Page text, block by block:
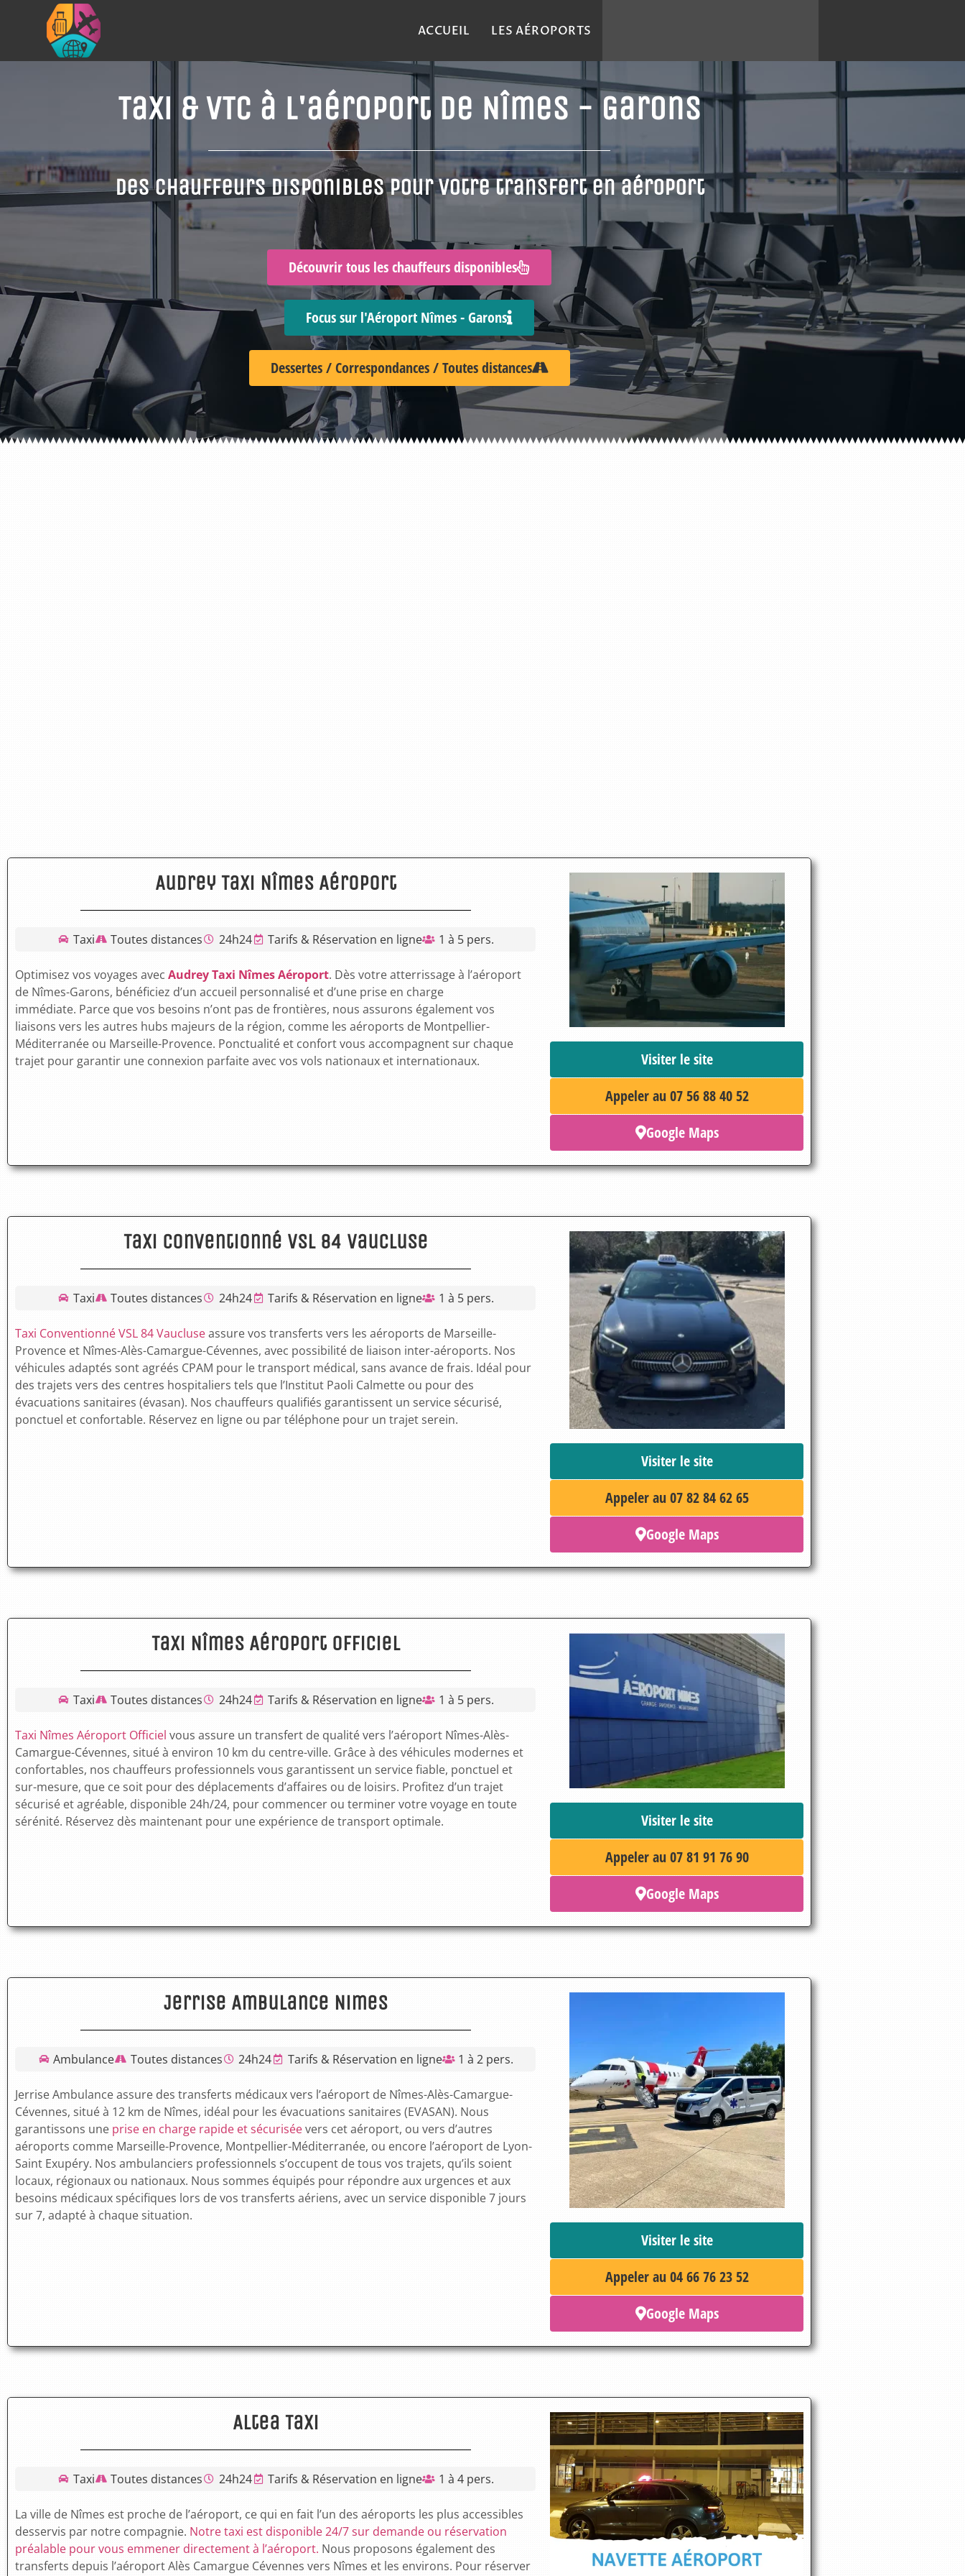
ACCUEIL LES AÉROPORTS
Taxi & VTC à l'aéroport de Nîmes - Garons
Des chauffeurs disponibles pour votre transfert en aéroport
Découvrir tous les chauffeurs disponibles
Focus sur l'Aéroport Nîmes - Garons
Dessertes / Correspondances / Toutes distances
Audrey Taxi Nîmes Aéroport
Taxi Toutes distances 24h24 Tarifs & Réservation en ligne 1 à 5 pers.
Optimisez vos voyages avec Audrey Taxi Nîmes Aéroport. Dès votre atterrissage à l’aéroport
de Nîmes-Garons, bénéficiez d’un accueil personnalisé et d’une prise en charge
immédiate. Parce que vos besoins n’ont pas de frontières, nous assurons également vos
liaisons vers les autres hubs majeurs de la région, comme les aéroports de Montpellier-
Méditerranée ou Marseille-Provence. Ponctualité et confort vous accompagnent sur chaque
trajet pour garantir une connexion parfaite avec vos vols nationaux et internationaux.
Visiter le site
Appeler au 07 56 88 40 52
Google Maps
Taxi Conventionné VSL 84 Vaucluse
Taxi Toutes distances 24h24 Tarifs & Réservation en ligne 1 à 5 pers.
Taxi Conventionné VSL 84 Vaucluseassure vos transferts vers les aéroports de Marseille-
Provence et Nîmes-Alès-Camargue-Cévennes, avec possibilité de liaison inter-aéroports. Nos
véhicules adaptés sont agréés CPAM pour le transport médical, sans avance de frais. Idéal pour
des trajets vers des centres hospitaliers tels que l’Institut Paoli Calmette ou pour des
évacuations sanitaires (évasan). Nos chauffeurs qualifiés garantissent un service sécurisé,
ponctuel et confortable. Réservez en ligne ou par téléphone pour un trajet serein.
Visiter le site
Appeler au 07 82 84 62 65
Google Maps
Taxi Nîmes Aéroport Officiel
Taxi Toutes distances 24h24 Tarifs & Réservation en ligne 1 à 5 pers.
Taxi Nîmes Aéroport Officiel vous assure un transfert de qualité vers l’aéroport Nîmes-Alès-
Camargue-Cévennes, situé à environ 10 km du centre-ville. Grâce à des véhicules modernes et
confortables, nos chauffeurs professionnels vous garantissent un service fiable, ponctuel et
sur-mesure, que ce soit pour des déplacements d’affaires ou de loisirs. Profitez d’un trajet
sécurisé et agréable, disponible 24h/24, pour commencer ou terminer votre voyage en toute
sérénité. Réservez dès maintenant pour une expérience de transport optimale.
Visiter le site
Appeler au 07 81 91 76 90
Google Maps
Jerrise Ambulance Nimes
Ambulance Toutes distances 24h24 Tarifs & Réservation en ligne 1 à 2 pers.
Jerrise Ambulance assure des transferts médicaux vers l’aéroport de Nîmes-Alès-Camargue-
Cévennes, situé à 12 km de Nîmes, idéal pour les évacuations sanitaires (EVASAN). Nous
garantissons une prise en charge rapide et sécuriséevers cet aéroport, ou vers d’autres
aéroports comme Marseille-Provence, Montpellier-Méditerranée, ou encore l’aéroport de Lyon-
Saint Exupéry. Nos ambulanciers professionnels s’occupent de tous vos trajets, qu’ils soient
locaux, régionaux ou nationaux. Nous sommes équipés pour répondre aux urgences et aux
besoins médicaux spécifiques lors de vos transferts aériens, avec un service disponible 7 jours
sur 7, adapté à chaque situation.
Visiter le site
Appeler au 04 66 76 23 52
Google Maps
Altea Taxi
Taxi Toutes distances 24h24 Tarifs & Réservation en ligne 1 à 4 pers.
La ville de Nîmes est proche de l’aéroport, ce qui en fait l’un des aéroports les plus accessibles
desservis par notre compagnie. Notre taxi est disponible 24/7 sur demande ou réservation
préalable pour vous emmener directement à l’aéroport. Nous proposons également des
transferts depuis l’aéroport Alès Camargue Cévennes vers Nîmes et les environs. Pour réserver